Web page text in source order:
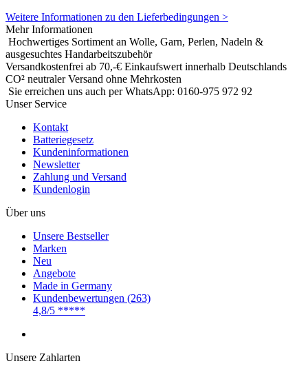
Weitere Informationen zu den Lieferbedingungen >
Mehr Informationen
Hochwertiges Sortiment an Wolle, Garn, Perlen, Nadeln &
ausgesuchtes Handarbeitszubehör
Versandkostenfrei ab 70,-€ Einkaufswert innerhalb Deutschlands
CO² neutraler Versand ohne Mehrkosten
erreichen uns auch per WhatsApp: 0160-975 972 92
Unser Service
Kontakt
Batteriegesetz
Kundeninformationen
Zahlung und Versand
Über uns
Unsere Bestseller
Marken
Neu
Angebote